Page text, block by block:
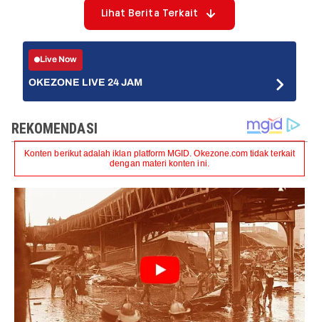
Lihat Berita Terkait
Live Now
OKEZONE LIVE 24 JAM